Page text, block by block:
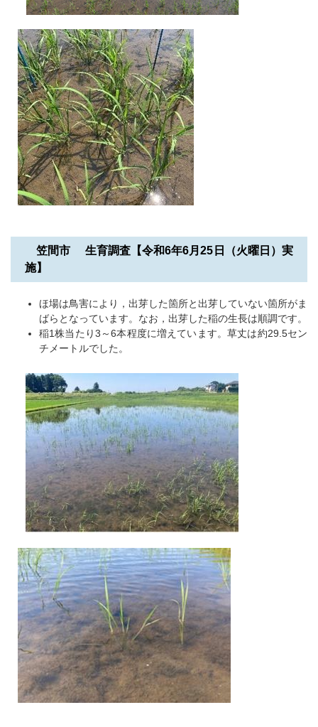
笠間市 生育調査【令和6年6月25日（火曜日）実
施】
ほ場は鳥害により，出芽した箇所と出芽していない箇所がま
ばらとなっています。なお，出芽した稲の生長は順調です。
稲1株当たり3～6本程度に増えています。草丈は約29.5セン
チメートルでした。